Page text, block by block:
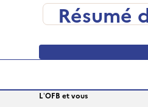
Résumé
L’OFB et vous